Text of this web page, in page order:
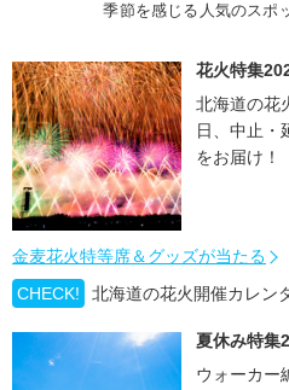
季節を感じる人気のスポ
花火特集
北海道の花
日、中止・
をお届け！
金麦花火特等席＆グッズが当たる
CHECK!
北海道の花火開催カレン
夏休み特集
ウォーカー